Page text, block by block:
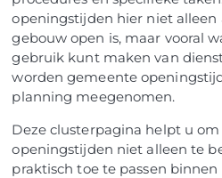
openingstijden hier niet alleen
gebouw open is, maar vooral
gebruik kunt maken van
worden gemeente
planning meegenomen.
Deze clusterpagina helpt u
openingstijden niet alleen te
praktisch toe te passen binnen